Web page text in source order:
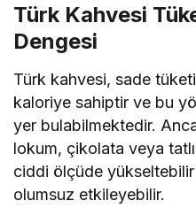
Türk Kahvesi
Dengesi
Türk kahvesi, sade
kaloriye sahiptir ve bu
yer bulabilmektedir.
lokum, çikolata veya
ciddi ölçüde
olumsuz etkileyebilir.